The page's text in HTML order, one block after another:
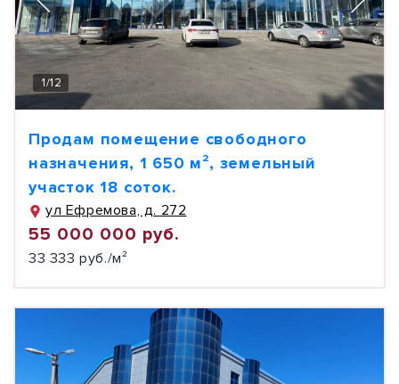
1/12
Продам помещение свободного
назначения, 1 650 м², земельный
участок 18 соток.
ул Ефремова, д. 272
55 000 000 руб.
33 333 руб./м²